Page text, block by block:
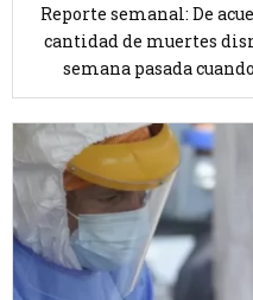
Reporte semanal: De
cantidad de muertes
semana pasada